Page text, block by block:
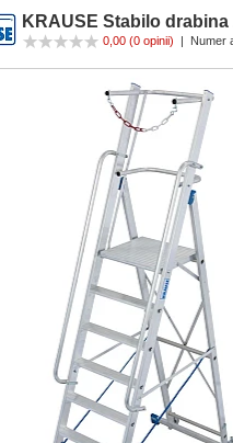
KRAUSE Stabilo
0,00 (0 opinii) | Numer